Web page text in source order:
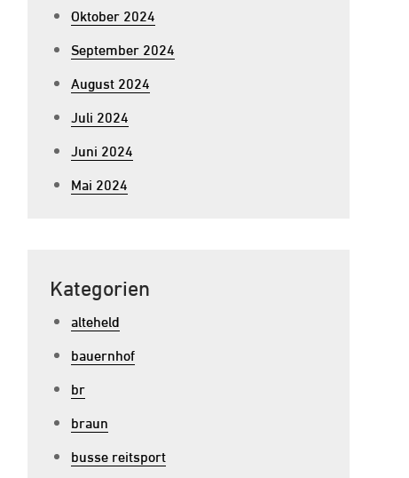
Oktober 2024
September 2024
August 2024
Juli 2024
Juni 2024
Mai 2024
Kategorien
alteheld
bauernhof
br
braun
busse reitsport